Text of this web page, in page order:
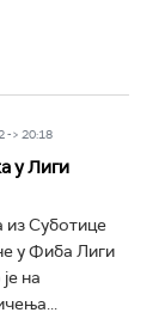
-> 20:18
у Лиги
Суботице
у Фиба Лиги
на